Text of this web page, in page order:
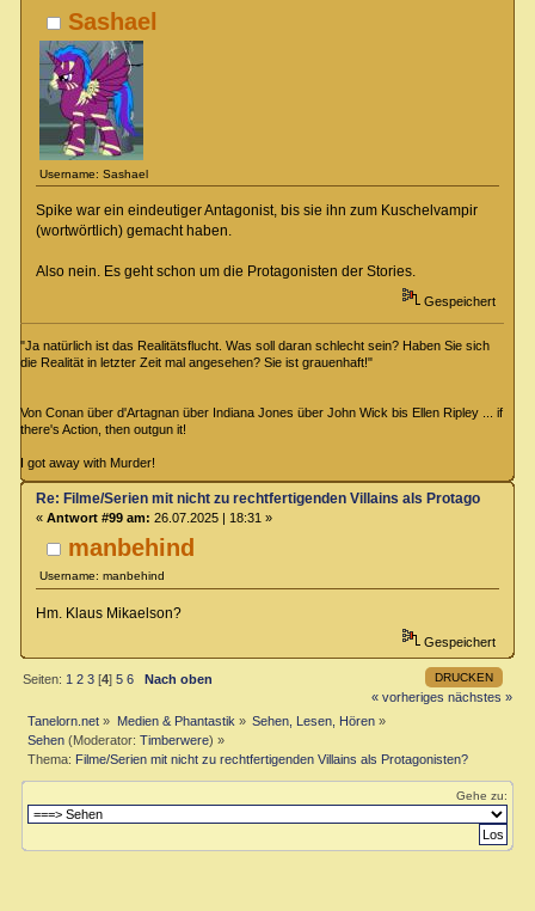
Sashael
Username: Sashael
Spike war ein eindeutiger Antagonist, bis sie ihn zum Kuschelvampir
(wortwörtlich) gemacht haben.
Also nein. Es geht schon um die Protagonisten der Stories.
Gespeichert
"Ja natürlich ist das Realitätsflucht. Was soll daran schlecht sein? Haben Sie sich
die Realität in letzter Zeit mal angesehen? Sie ist grauenhaft!"
Von Conan über d'Artagnan über Indiana Jones über John Wick bis Ellen Ripley ... if
there's Action, then outgun it!
I got away with Murder!
manbehind
Username: manbehind
Re: Filme/Serien mit nicht zu rechtfertigenden Villains als Protagonisten?
« Antwort #99 am: 26.07.2025 | 18:31 »
Hm. Klaus Mikaelson?
Gespeichert
DRUCKEN
Seiten: 1 2 3 [4]5 6
Nach oben
« vorheriges nächstes »
Tanelorn.net » Medien & Phantastik » Sehen, Lesen, Hören »
Sehen (Moderator:Timberwere) »
Thema: Filme/Serien mit nicht zu rechtfertigenden Villains als Protagonisten?
Gehe zu: